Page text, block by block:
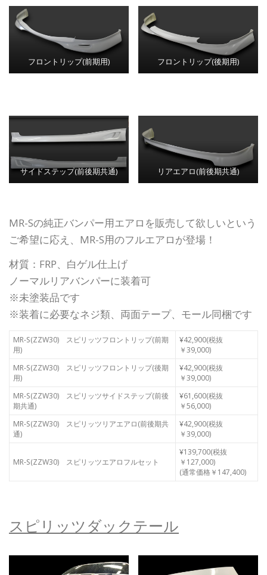
フロントリップ(前期用) フロントリップ(後期用)
サイドステップ(前後期共通) リアエアロ(前後期共通)
MR-Sの純正バンパー用エアロを販売して欲しいという
ご希望に応え、MR-S用のフルエアロが登場！
材質：FRP、白ゲル仕上げ
ノーマルリアバンパーに装着可
※未塗装品です
※装着に必要なネジ類、両面テープ、モール同梱です
MR-S(ZZW30) スピリッツフロントリップ(前期
用)
¥42,900(税抜
￥39,000)
MR-S(ZZW30) スピリッツフロントリップ(後期
用)
¥42,900(税抜
￥39,000)
MR-S(ZZW30) スピリッツサイドステップ(前後
期共通)
¥61,600(税抜
￥56,000)
MR-S(ZZW30) スピリッツリアエアロ(前後期共
通)
¥42,900(税抜
￥39,000)
MR-S(ZZW30) スピリッツエアロフルセット
¥139,700(税抜
￥127,000)
(通常価格￥147,400)
スピリッツダックテール